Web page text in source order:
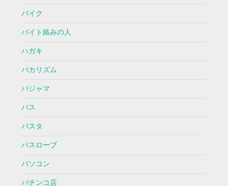
バイク
バイト絡みの人
ハガキ
バカリズム
パジャマ
バス
パスタ
バスローブ
パソコン
パチンコ店